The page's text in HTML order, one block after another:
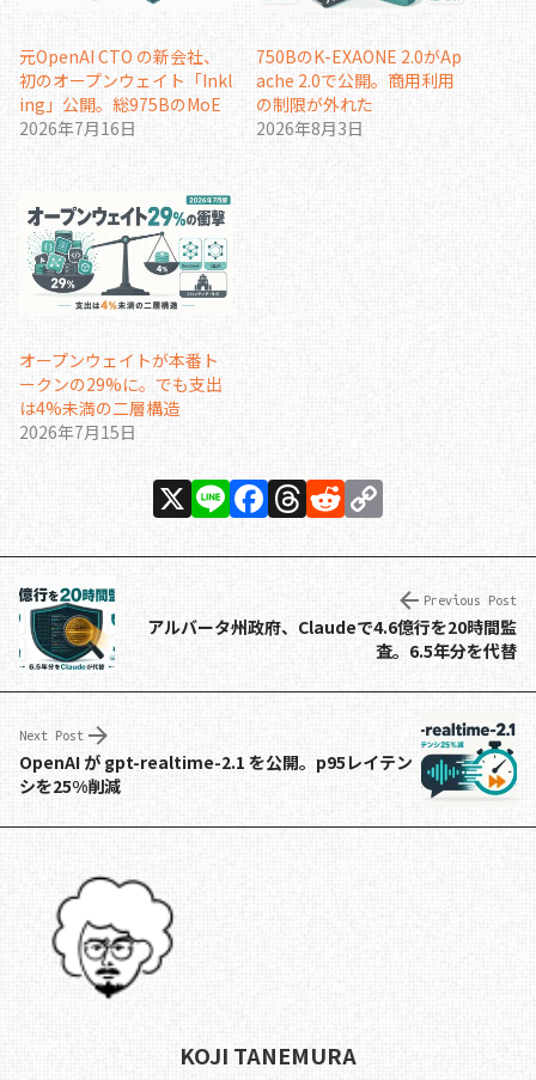
元OpenAI CTO の新会社、
初のオープンウェイト「Inkl
ing」公開。総975BのMoE
2026年7月16日
750BのK-EXAONE 2.0がAp
ache 2.0で公開。商用利用
の制限が外れた
2026年8月3日
オープンウェイトが本番ト
ークンの29%に。でも支出
は4%未満の二層構造
2026年7月15日
X Li
n
e
F
a
c
e
b
o
k
T
h
re
a
d
s
R
e
d
di
t
p
y
Li
n
Previous Post
アルバータ州政府、Claudeで4.6億行を20時間監
査。6.5年分を代替
Next Post
OpenAI が gpt-realtime-2.1 を公開。p95レイテン
シを25%削減
KOJI TANEMURA